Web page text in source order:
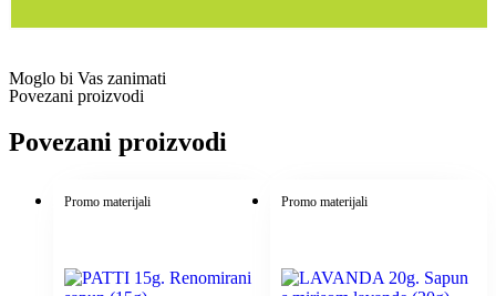
Moglo bi Vas zanimati
Povezani proizvodi
Povezani proizvodi
Promo materijali Promo materijali